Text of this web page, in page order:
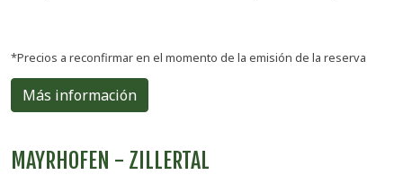
*Precios a reconfirmar en el momento de la emisión de la reserva
Más información
MAYRHOFEN - ZILLERTAL